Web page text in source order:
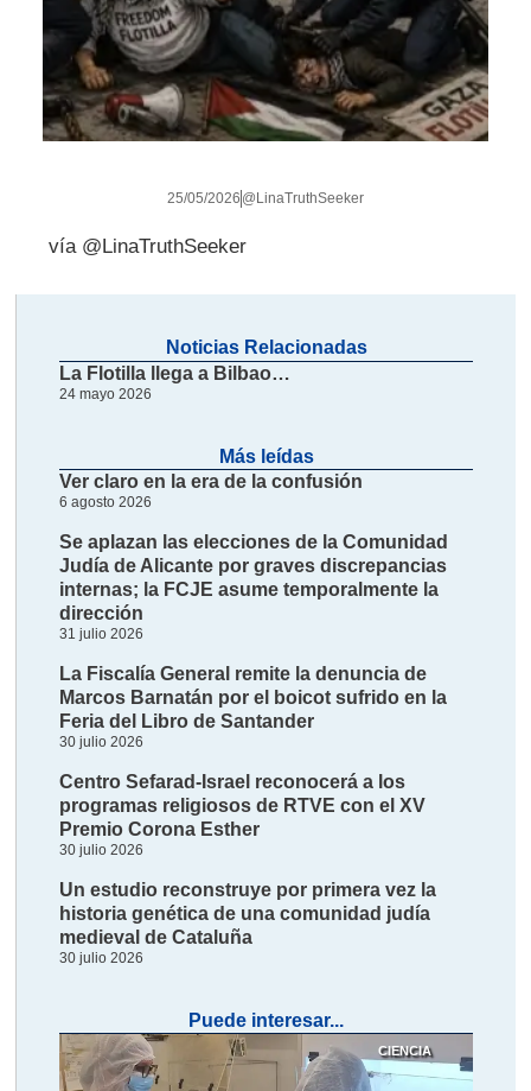
25/05/2026 @LinaTruthSeeker
vía @LinaTruthSeeker
Noticias Relacionadas
La Flotilla llega a Bilbao…
24 mayo 2026
Más leídas
Ver claro en la era de la confusión
6 agosto 2026
Se aplazan las elecciones de la Comunidad
Judía de Alicante por graves discrepancias
internas; la FCJE asume temporalmente la
dirección
31 julio 2026
La Fiscalía General remite la denuncia de
Marcos Barnatán por el boicot sufrido en la
Feria del Libro de Santander
30 julio 2026
Centro Sefarad-Israel reconocerá a los
programas religiosos de RTVE con el XV
Premio Corona Esther
30 julio 2026
Un estudio reconstruye por primera vez la
historia genética de una comunidad judía
medieval de Cataluña
30 julio 2026
Puede interesar...
CIENCIA